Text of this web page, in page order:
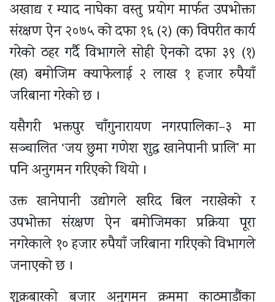
अखाद्य र म्याद नाघेका वस्तु प्रयोग मार्फत उपभोक्ता
संरक्षण ऐन २०७५ को दफा १६ (२) (क) विपरीत कार्य
गरेको ठहर गर्दै विभागले सोही ऐनको दफा ३९ (१)
(ख) बमोजिम क्याफेलाई २ लाख १ हजार रुपैयाँ
जरिबाना गरेको छ ।
यसैगरी भक्तपुर चाँगुनारायण नगरपालिका–३ मा
सञ्चालित ‘जय छुमा गणेश शुद्ध खानेपानी प्रालि’ मा
पनि अनुगमन गरिएको थियो ।
उक्त खानेपानी उद्योगले खरिद बिल नराखेको र
उपभोक्ता संरक्षण ऐन बमोजिमका प्रक्रिया पूरा
नगरेकाले १० हजार रुपैयाँ जरिबाना गरिएको विभागले
जनाएको छ ।